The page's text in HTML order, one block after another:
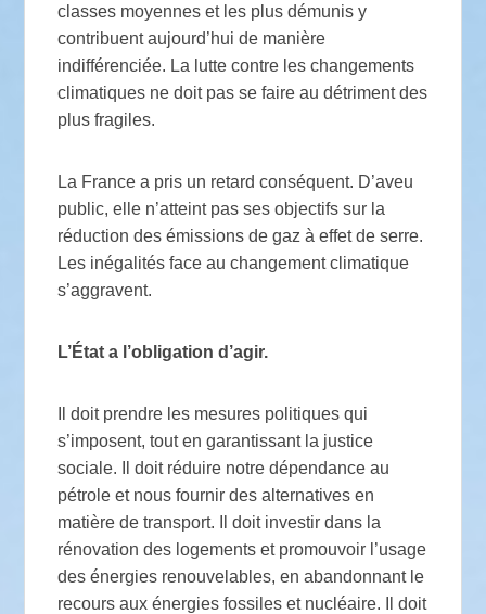
classes moyennes et les plus démunis y
contribuent aujourd’hui de manière
indifférenciée. La lutte contre les changements
climatiques ne doit pas se faire au détriment des
plus fragiles.
La France a pris un retard conséquent. D’aveu
public, elle n’atteint pas ses objectifs sur la
réduction des émissions de gaz à effet de serre.
Les inégalités face au changement climatique
s’aggravent.
L’État a l’obligation d’agir.
Il doit prendre les mesures politiques qui
s’imposent, tout en garantissant la justice
sociale. Il doit réduire notre dépendance au
pétrole et nous fournir des alternatives en
matière de transport. Il doit investir dans la
rénovation des logements et promouvoir l’usage
des énergies renouvelables, en abandonnant le
recours aux énergies fossiles et nucléaire. Il doit